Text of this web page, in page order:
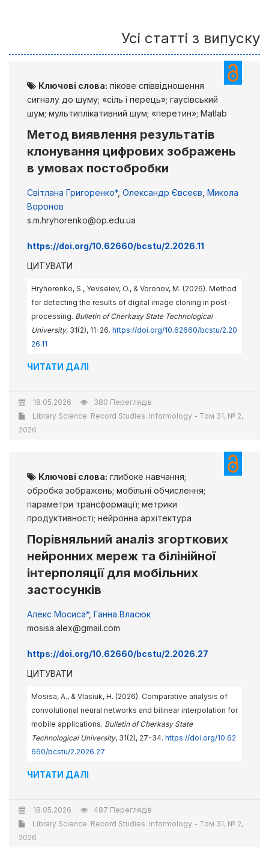
Усі статті з випуску
Ключові слова: пікове співвідношення
сигналу до шуму; «сіль і перець»; гаусівський
шум; мультиплікативний шум; «перетин»; Matlab
Метод виявлення результатів
клонування цифрових зображень
в умовах постобробки
Світлана Григоренко*, Олександр Євсеєв Микола
Воронов
s.m.hryhorenko@op.edu.ua
https://doi.org/10.62660/bcstu/2.2026.11
ЦИТУВАТИ
Hryhorenko, S., Yevseiev, O., & Voronov, M. (2026). Method
for detecting the results of digital image cloning in post-
processing. Bulletin of Cherkasy State Technological
University, 31(2), 11-26. https://doi.org/10.62660/bcstu/2.20
26.11
ЧИТАТИ ДАЛІ
18.05.2026
380 Переглядів
Library Science. Record Studies. Informology - Том 31, № 2,
2026
Ключові слова: глибоке навчання;
обробка зображень; мобільні обчислення;
параметри трансформації; метрики
продуктивності; нейронна архітектура
Порівняльний аналіз згорткових
нейронних мереж та білінійної
інтерполяції для мобільних
застосунків
Алекс Мосиса*, Ганна Власюк
mosisa.alex@gmail.com
https://doi.org/10.62660/bcstu/2.2026.27
ЦИТУВАТИ
Mosisa, A., & Vlasiuk, H. (2026). Comparative analysis of
convolutional neural networks and bilinear interpolation for
mobile applications. Bulletin of Cherkasy State
Technological University, 31(2), 27-34. https://doi.org/10.62
660/bcstu/2.2026.27
ЧИТАТИ ДАЛІ
18.05.2026
487 Переглядів
Library Science. Record Studies. Informology - Том 31, № 2,
2026